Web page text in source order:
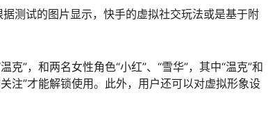
测试的图片显示，快手的虚拟社交玩法或是基于附
”，和两名女性角色“小红”、“雪华”，其中“温克”和
注”才能解锁使用。此外，用户还可以对虚拟形象设